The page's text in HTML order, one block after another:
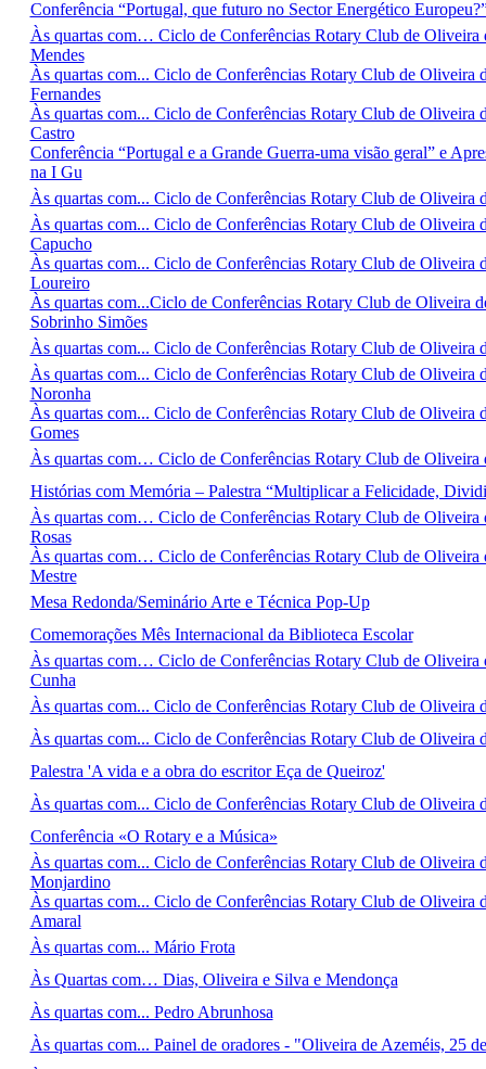
Conferência “Portugal, que futuro no Sector Energético
Às quartas com… Ciclo de Conferências Rotary Club de Oliveira
Mendes
Às quartas com... Ciclo de Conferências Rotary Club de Oliveira
Fernandes
Às quartas com... Ciclo de Conferências Rotary Club de Oliveira
Castro
Conferência “Portugal e a Grande Guerra-uma visão geral” e
na I Gu
Às quartas com... Ciclo de Conferências Rotary Club de Oliveira
Às quartas com... Ciclo de Conferências Rotary Club de Oliveira
Capucho
Às quartas com... Ciclo de Conferências Rotary Club de Oliveira
Loureiro
Às quartas com...Ciclo de Conferências Rotary Club de Oliveira
Sobrinho Simões
Às quartas com... Ciclo de Conferências Rotary Club de Oliveira
Às quartas com... Ciclo de Conferências Rotary Club de Oliveira
Noronha
Às quartas com... Ciclo de Conferências Rotary Club de Oliveira
Gomes
Às quartas com… Ciclo de Conferências Rotary Club de Oliveira
Histórias com Memória – Palestra “Multiplicar a Felicidade,
Às quartas com… Ciclo de Conferências Rotary Club de Oliveira
Rosas
Às quartas com… Ciclo de Conferências Rotary Club de Oliveira
Mestre
Mesa Redonda/Seminário Arte e Técnica Pop-Up
Comemorações Mês Internacional da Biblioteca Escolar
Às quartas com… Ciclo de Conferências Rotary Club de Oliveira
Cunha
Às quartas com... Ciclo de Conferências Rotary Club de Oliveira
Às quartas com... Ciclo de Conferências Rotary Club de Oliveira
Palestra 'A vida e a obra do escritor Eça de Queiroz'
Às quartas com... Ciclo de Conferências Rotary Club de Oliveira
Conferência «O Rotary e a Música»
Às quartas com... Ciclo de Conferências Rotary Club de Oliveira
Monjardino
Às quartas com... Ciclo de Conferências Rotary Club de Oliveira
Amaral
Às quartas com... Mário Frota
Às Quartas com… Dias, Oliveira e Silva e Mendonça
Às quartas com... Pedro Abrunhosa
Às quartas com... Painel de oradores - "Oliveira de Azeméis, 25